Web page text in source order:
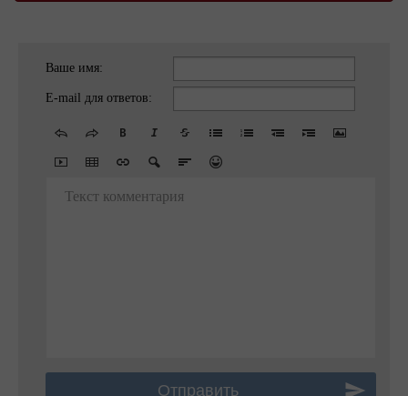
Ваше имя:
E-mail для ответов:
Текст комментария